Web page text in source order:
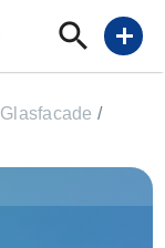
add
Glasfacade /